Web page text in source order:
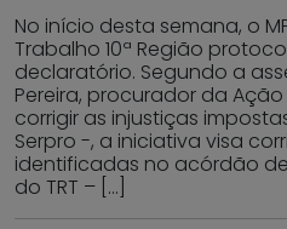
No início desta semana, o
Trabalho 10ª Região
declaratório. Segundo a
Pereira, procurador da Ação
corrigir as injustiças
Serpro -, a iniciativa visa
identificadas no acórdão
do TRT – […]